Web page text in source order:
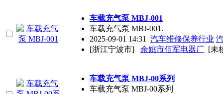
车载充气泵 MBJ-001
车载充气泵 MBJ-001.
2025-09-01 14:31 汽车维修保养行业
[浙江宁波市]
余姚市佰军电器厂 [未
车载充气泵 MBJ-00系列
车载充气泵 MBJ-00系列